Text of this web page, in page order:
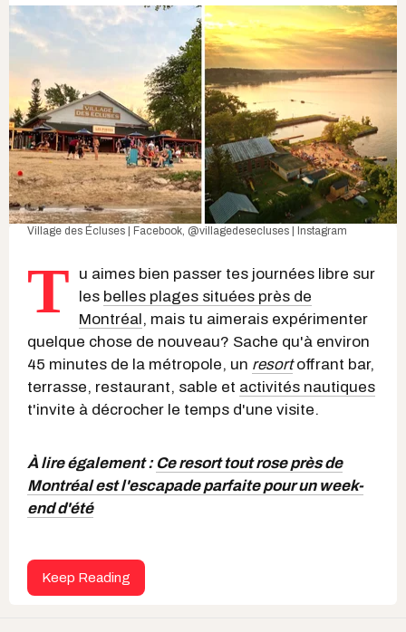
Village des Écluses | Facebook @villagedesecluses | Instagram
T
u aimes bien passer tes journées libre sur
les belles plages situées près de
Montréal, mais tu aimerais expérimenter
quelque chose de nouveau? Sache qu'à environ
45 minutes de la métropole, un resort offrant bar,
terrasse, restaurant, sable et activités nautiques
t'invite à décrocher le temps d'une visite.
À lire également : Ce resort tout rose près de
Montréal est l'escapade parfaite pour un week-
end d'été
Keep Reading